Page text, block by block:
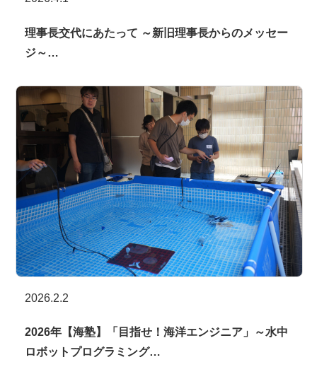
理事長交代にあたって ～新旧理事長からのメッセー
ジ～…
2026.2.2
2026年【海塾】「目指せ！海洋エンジニア」～水中
ロボットプログラミング…